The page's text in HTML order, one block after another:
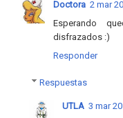
Doctora 2 mar
Esperando
disfrazados :)
Responder
Respuestas
UTLA 3 mar